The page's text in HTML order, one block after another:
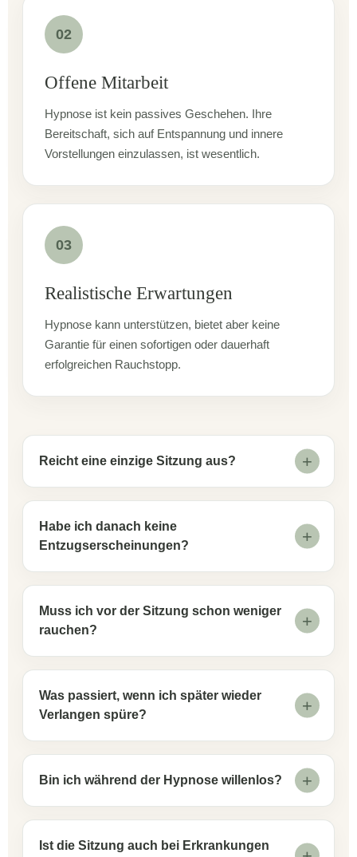
02
Offene Mitarbeit
Hypnose ist kein passives Geschehen. Ihre
Bereitschaft, sich auf Entspannung und innere
Vorstellungen einzulassen, ist wesentlich.
03
Realistische Erwartungen
Hypnose kann unterstützen, bietet aber keine
Garantie für einen sofortigen oder dauerhaft
erfolgreichen Rauchstopp.
Reicht eine einzige Sitzung aus?
Habe ich danach keine
Entzugserscheinungen?
Muss ich vor der Sitzung schon weniger
rauchen?
Was passiert, wenn ich später wieder
Verlangen spüre?
Bin ich während der Hypnose willenlos?
Ist die Sitzung auch bei Erkrankungen